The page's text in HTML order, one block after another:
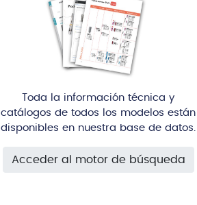
Toda la información técnica y
catálogos de todos los modelos están
disponibles en nuestra base de datos.
Acceder al motor de búsqueda